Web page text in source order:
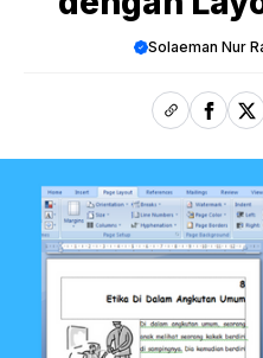
Solaeman Nur